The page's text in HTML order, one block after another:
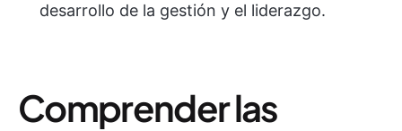
desarrollo de la gestión y el liderazgo.
Comprender las